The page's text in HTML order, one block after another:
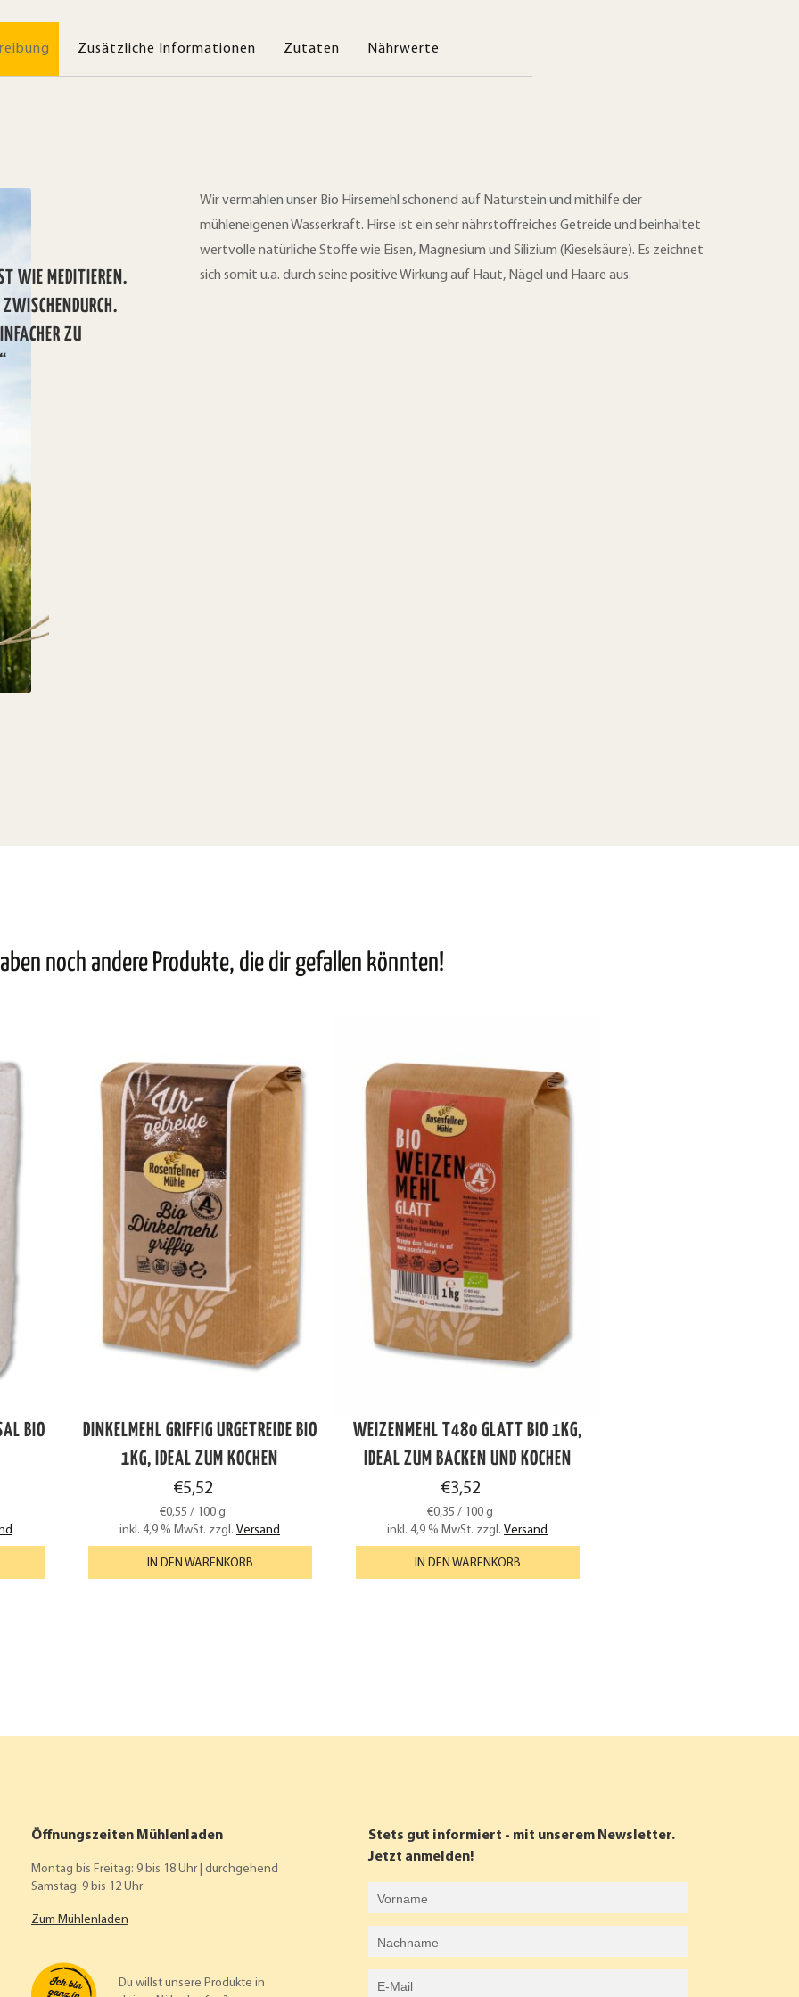
Zusätzliche Informationen Zutaten Nährwerte
WIE MEDITIEREN.
ZU
Wir vermahlen unser Bio Hirsemehl schonend auf Naturstein und mithilfe der
mühleneigenen Wasserkraft. Hirse ist ein sehr nährstoffreiches Getreide und beinhaltet
wertvolle natürliche Stoffe wie Eisen, Magnesium und Silizium (Kieselsäure). Es zeichnet
sich somit u.a. durch seine positive Wirkung auf Haut, Nägel und Haare aus.
noch andere Produkte, die dir gefallen könnten!
BIO
DINKELMEHL GRIFFIG URGETREIDE BIO
1KG, IDEAL ZUM KOCHEN
€5,52
€0,55 / 100 g
inkl. 4,9 % MwSt. zzgl. Versand
IN DEN WARENKORB
WEIZENMEHL T480 GLATT BIO 1KG,
IDEAL ZUM BACKEN UND KOCHEN
€3,52
€0,35 / 100 g
inkl. 4,9 % MwSt. zzgl. Versand
IN DEN WARENKORB
Öffnungszeiten Mühlenladen
Montag bis Freitag: 9 bis 18 Uhr | durchgehend
Samstag: 9 bis 12 Uhr
Zum Mühlenladen
Du willst unsere Produkte in
Stets gut informiert - mit unserem Newsletter.
Jetzt anmelden!